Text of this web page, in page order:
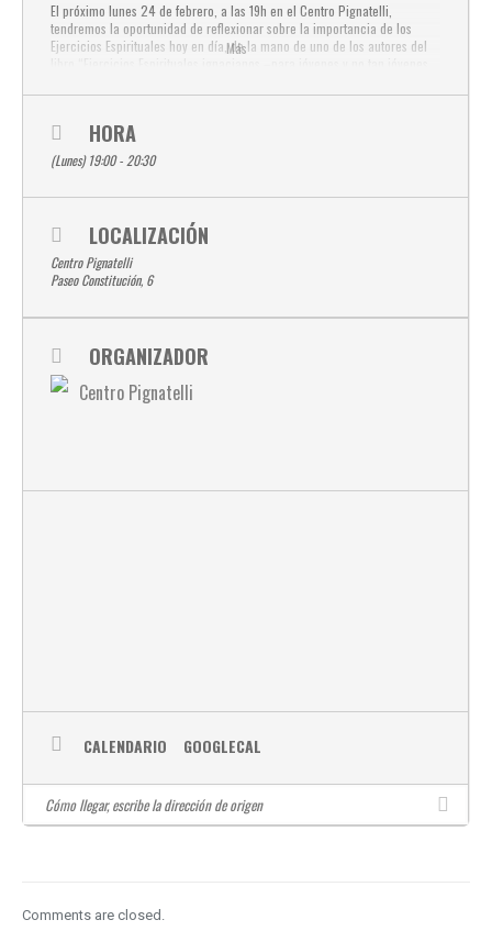
Más
El próximo lunes 24 de febrero, a las 19h en el Centro Pignatelli,
tendremos la oportunidad de reflexionar sobre la importancia de los
Ejercicios Espirituales hoy en día, de la mano de uno de los autores del
sobre cómo se gestó el libro, así como sobre los retos de introducir a las
HORA
(Lunes) 19:00 - 20:30
LOCALIZACIÓN
Centro Pignatelli
Paseo Constitución, 6
ORGANIZADOR
Centro Pignatelli
CALENDARIO GOOGLECAL
Comments are closed.